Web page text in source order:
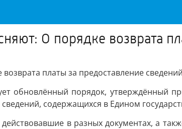
О порядке возврата
платы за предоставление
обновлённый порядок, утверждённый
содержащихся в Едином
в разных документах, а